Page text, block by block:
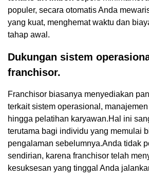
populer, secara otomatis Anda
yang kuat, menghemat waktu dan
tahap awal.
Dukungan sistem
franchisor.
Franchisor biasanya menyediakan
terkait sistem operasional,
hingga pelatihan karyawan.Hal ini
terutama bagi individu yang memulai
pengalaman sebelumnya.Anda tidak
sendirian, karena franchisor telah
kesuksesan yang tinggal Anda